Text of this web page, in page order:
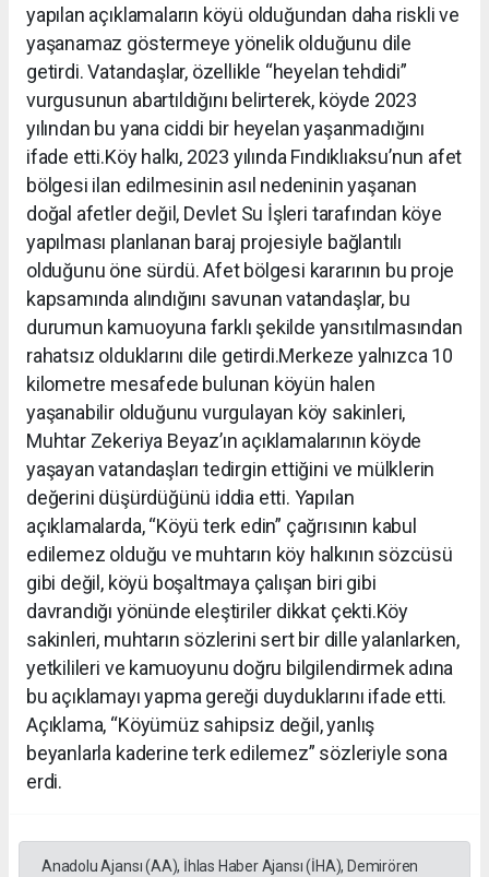
yapılan açıklamaların köyü olduğundan daha riskli ve
yaşanamaz göstermeye yönelik olduğunu dile
getirdi. Vatandaşlar, özellikle “heyelan tehdidi”
vurgusunun abartıldığını belirterek, köyde 2023
yılından bu yana ciddi bir heyelan yaşanmadığını
ifade etti.Köy halkı, 2023 yılında Fındıklıaksu’nun afet
bölgesi ilan edilmesinin asıl nedeninin yaşanan
doğal afetler değil, Devlet Su İşleri tarafından köye
yapılması planlanan baraj projesiyle bağlantılı
olduğunu öne sürdü. Afet bölgesi kararının bu proje
kapsamında alındığını savunan vatandaşlar, bu
durumun kamuoyuna farklı şekilde yansıtılmasından
rahatsız olduklarını dile getirdi.Merkeze yalnızca 10
kilometre mesafede bulunan köyün halen
yaşanabilir olduğunu vurgulayan köy sakinleri,
Muhtar Zekeriya Beyaz’ın açıklamalarının köyde
yaşayan vatandaşları tedirgin ettiğini ve mülklerin
değerini düşürdüğünü iddia etti. Yapılan
açıklamalarda, “Köyü terk edin” çağrısının kabul
edilemez olduğu ve muhtarın köy halkının sözcüsü
gibi değil, köyü boşaltmaya çalışan biri gibi
davrandığı yönünde eleştiriler dikkat çekti.Köy
sakinleri, muhtarın sözlerini sert bir dille yalanlarken,
yetkilileri ve kamuoyunu doğru bilgilendirmek adına
bu açıklamayı yapma gereği duyduklarını ifade etti.
Açıklama, “Köyümüz sahipsiz değil, yanlış
beyanlarla kaderine terk edilemez” sözleriyle sona
erdi.
Anadolu Ajansı (AA), İhlas Haber Ajansı (İHA), Demirören